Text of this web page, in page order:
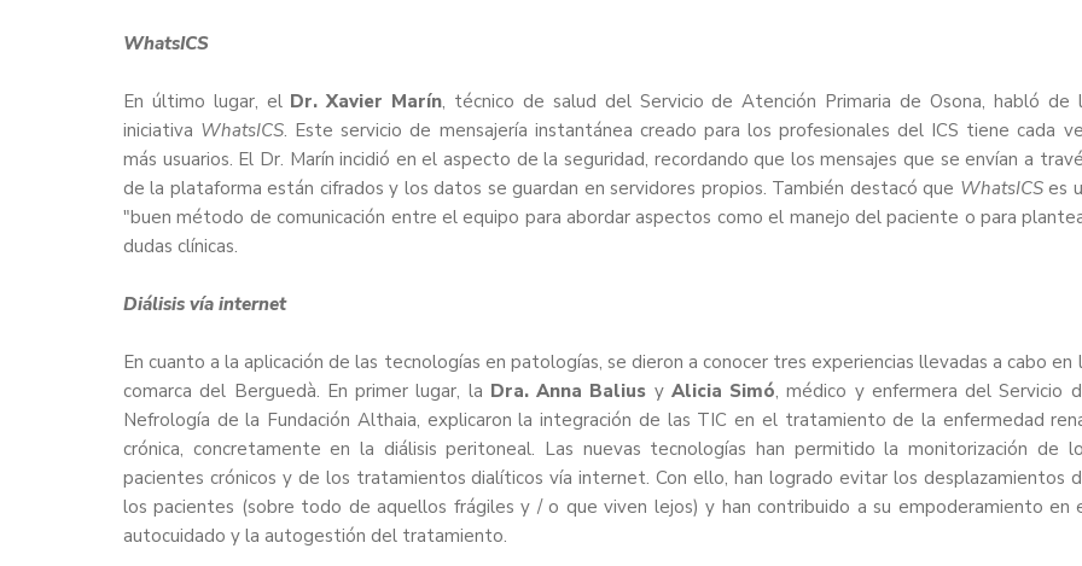
WhatsICS
En último lugar, el Dr. Xavier Marín, técnico de salud del Servicio de Atención Primaria de Osona, habló de
iniciativa WhatsICS. Este servicio de mensajería instantánea creado para los profesionales del ICS tiene cada
más usuarios. El Dr. Marín incidió en el aspecto de la seguridad, recordando que los mensajes que se envían a
de la plataforma están cifrados y los datos se guardan en servidores propios. También destacó que WhatsICSes
"buen método de comunicación entre el equipo para abordar aspectos como el manejo del paciente o para
dudas clínicas.
Diálisis vía internet
En cuanto a la aplicación de las tecnologías en patologías, se dieron a conocer tres experiencias llevadas a cabo en
comarca del Berguedà. En primer lugar, la Dra. Anna Balius y Alicia Simó, médico y enfermera del Servicio
Nefrología de la Fundación Althaia, explicaron la integración de las TIC en el tratamiento de la enfermedad
crónica, concretamente en la diálisis peritoneal. Las nuevas tecnologías han permitido la monitorización de
pacientes crónicos y de los tratamientos dialíticos vía internet. Con ello, han logrado evitar los desplazamientos
los pacientes (sobre todo de aquellos frágiles y / o que viven lejos) y han contribuido a su empoderamiento en
autocuidado y la autogestión del tratamiento.